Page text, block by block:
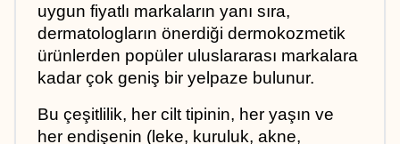
uygun fiyatlı markaların yanı sıra,
dermatologların önerdiği dermokozmetik
ürünlerden popüler uluslararası markalara
kadar çok geniş bir yelpaze bulunur.
Bu çeşitlilik, her cilt tipinin, her yaşın ve
her endişenin (leke, kuruluk, akne,